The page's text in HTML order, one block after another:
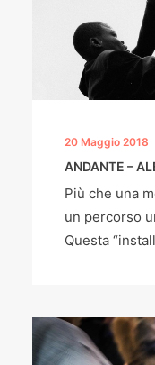
20 Maggio 2018
ANDANTE –
Più che una
un percorso
Questa